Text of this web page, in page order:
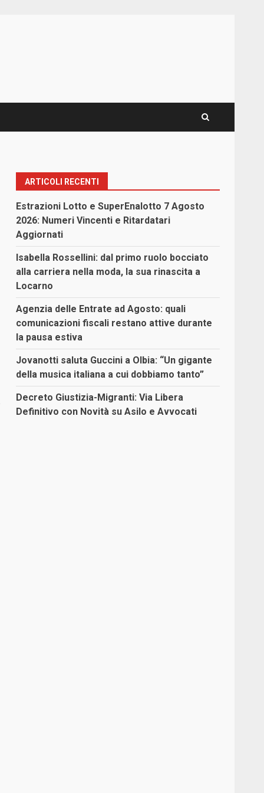
ARTICOLI RECENTI
Estrazioni Lotto e SuperEnalotto 7 Agosto
2026: Numeri Vincenti e Ritardatari
Aggiornati
Isabella Rossellini: dal primo ruolo bocciato
alla carriera nella moda, la sua rinascita a
Locarno
Agenzia delle Entrate ad Agosto: quali
comunicazioni fiscali restano attive durante
la pausa estiva
Jovanotti saluta Guccini a Olbia: “Un gigante
della musica italiana a cui dobbiamo tanto”
Decreto Giustizia-Migranti: Via Libera
Definitivo con Novità su Asilo e Avvocati